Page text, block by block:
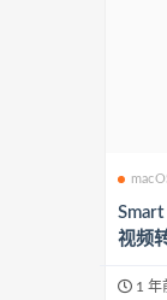
视频
1 年